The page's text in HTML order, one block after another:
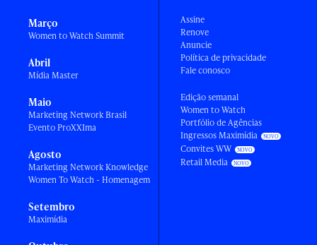
Março
Women to Watch Summit
Abril
Mídia Master
Maio
Marketing Network Brasil
Evento ProXXIma
Agosto
Marketing Network Knowledge
Women To Watch - Homenagem
Setembro
Maximídia
Assine
Renove
Anuncie
Política de privacidade
Fale conosco
Edição semanal
Women to Watch
Portfólio de Agências
Ingressos Maximídia
Convites WW
Retail Media